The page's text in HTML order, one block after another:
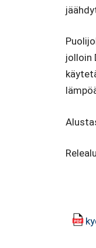
jolloin